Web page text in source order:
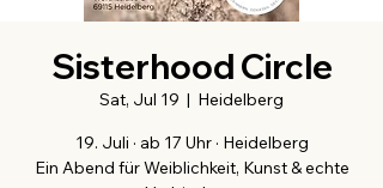
Sisterhood Circle
Sat, Jul 19
  |
Heidelberg
19. Juli · ab 17 Uhr · Heidelberg
Ein Abend für Weiblichkeit, Kunst & echte